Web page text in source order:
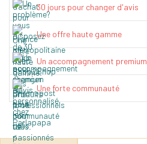
30 jours pour changer d'avis
Une offre haute gamme
Un accompagnement premium
Une forte communauté